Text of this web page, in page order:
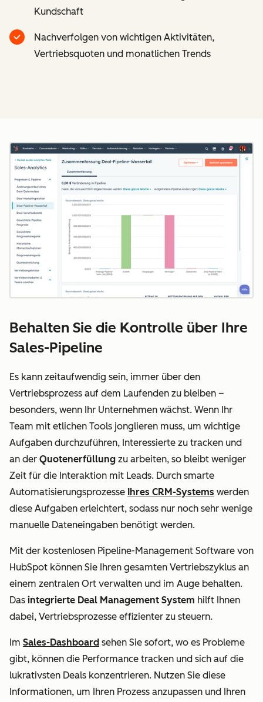
Kundschaft
Nachverfolgen von wichtigen Aktivitäten,
Vertriebsquoten und monatlichen Trends
Behalten Sie die Kontrolle über Ihre
Sales-Pipeline
Es kann zeitaufwendig sein, immer über den
Vertriebsprozess auf dem Laufenden zu bleiben –
besonders, wenn Ihr Unternehmen wächst. Wenn Ihr
Team mit etlichen Tools jonglieren muss, um wichtige
Aufgaben durchzuführen, Interessierte zu tracken und
an der Quotenerfüllung zu arbeiten, so bleibt weniger
Zeit für die Interaktion mit Leads. Durch smarte
Automatisierungsprozesse Ihres CRM-Systems werden
diese Aufgaben erleichtert, sodass nur noch sehr wenige
manuelle Dateneingaben benötigt werden.
Mit der kostenlosen Pipeline-Management Software von
HubSpot können Sie Ihren gesamten Vertriebszyklus an
einem zentralen Ort verwalten und im Auge behalten.
Das integrierte Deal Management System hilft Ihnen
dabei, Vertriebsprozesse effizienter zu steuern.
Im Sales-Dashboard sehen Sie sofort, wo es Probleme
gibt, können die Performance tracken und sich auf die
lukrativsten Deals konzentrieren. Nutzen Sie diese
Informationen, um Ihren Prozess anzupassen und Ihren